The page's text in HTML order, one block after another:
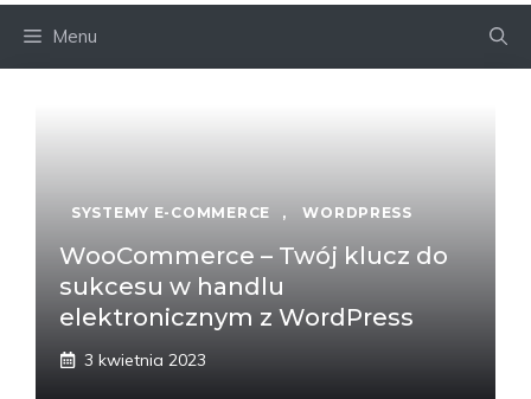
Menu
SYSTEMY E-COMMERCE , WORDPRESS
WooCommerce – Twój klucz do
sukcesu w handlu
elektronicznym z WordPress
3 kwietnia 2023